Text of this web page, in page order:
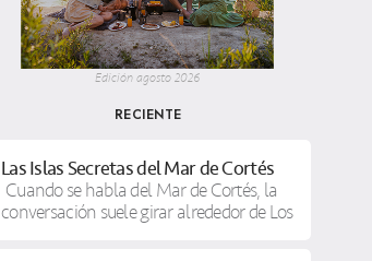
Edición agosto 2026
RECIENTE
Las Islas Secretas del Mar de Cortés
Cuando se habla del Mar de Cortés, la
conversación suele girar alrededor de Los